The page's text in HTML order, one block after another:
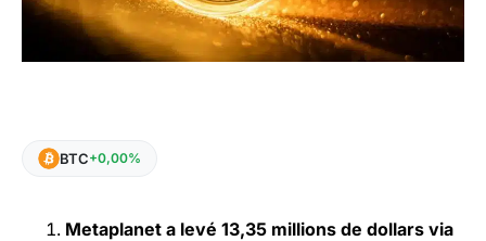
BTC+0,00%
Metaplanet a levé 13,35 millions de dollars via